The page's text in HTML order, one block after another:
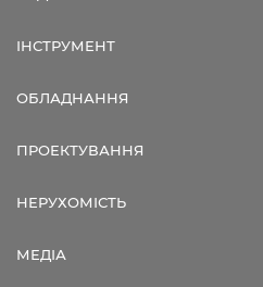
ІНСТРУМЕНТ
ОБЛАДНАННЯ
ПРОЕКТУВАННЯ
НЕРУХОМІСТЬ
МЕДІА